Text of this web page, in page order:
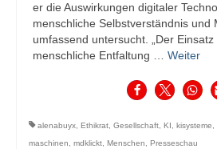
er die Auswirkungen digitaler
menschliche Selbstverständnis und
umfassend untersucht. „Der
menschliche Entfaltung … Weiter
alenabuyx Ethikrat Gesellschaft KI kisysteme
maschinen
mdklickt Menschen Presseschau